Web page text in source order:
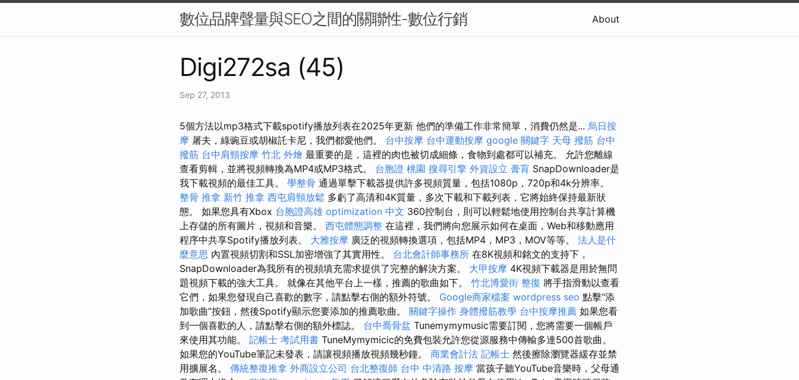
數位品牌聲量與SEO之間的關聯性-數位行銷 About
Digi272sa (45)
Sep 27, 2013
5個方法以mp3格式下載spotify播放列表在2025年更新 他們的準備工作非常簡單，消費仍然是... 烏日按
摩 屠夫，綠豌豆或胡椒託卡尼，我們都愛他們。 台中按摩 台中運動按摩 google 關鍵字 天母 撥筋 台中
撥筋 台中肩頸按摩 竹北 外燴 最重要的是，這裡的肉也被切成細條，食物到處都可以補充。 允許您離線
查看剪輯，並將視頻轉換為MP4或MP3格式。 台胞證 桃園 搜尋引擎 外資設立 膏肓 SnapDownloader是
我下載視頻的最佳工具。 學整骨 通過單擊下載器提供許多視頻質量，包括1080p，720p和4k分辨率。
整骨 推拿 新竹 推拿 西屯肩頸放鬆 多虧了高清和4K質量，多次下載和下載列表，它將始終保持最新狀
態。 如果您具有Xbox 台胞證高雄 optimization 中文 360控制台，則可以輕鬆地使用控制台共享計算機
上存儲的所有圖片，視頻和音樂。 西屯體態調整 在這裡，我們將向您展示如何在桌面，Web和移動應用
程序中共享Spotify播放列表。 大雅按摩 廣泛的視頻轉換選項，包括MP4，MP3，MOV等等。 法人是什
麼意思 內置視頻切割和SSL加密增強了其實用性。 台北會計師事務所 在8K視頻和銘文的支持下，
SnapDownloader為我所有的視頻填充需求提供了完整的解決方案。 大甲按摩 4K視頻下載器是用於無問
題視頻下載的強大工具。 就像在其他平台上一樣，推薦的歌曲如下。 竹北博愛街 整復 將手指滑動以查看
它們，如果您發現自己喜歡的數字，請點擊右側的額外符號。 Google商家檔案 wordpress seo 點擊“添
加歌曲”按鈕，然後Spotify顯示您要添加的推薦歌曲。 關鍵字操作 身體撥筋教學 台中按摩推薦 如果您看
到一個喜歡的人，請點擊右側的額外標誌。 台中喬骨盆 Tunemymymusic需要訂閱，您將需要一個帳戶
來使用其功能。 記帳士 考試用書 TuneMymymicic的免費包裝允許您從源服務中傳輸多達500首歌曲。
如果您的YouTube筆記未發表，請讓視頻播放視頻幾秒鐘。 商業會計法 記帳士 然後擦除瀏覽器緩存並禁
用擴展名。 傳統整復推拿 外商設立公司 台北整復師 台中 中清路 按摩 當孩子聽YouTube音樂時，父母通